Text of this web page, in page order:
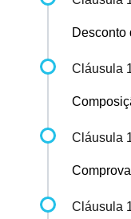
Desconto
Cláusula
Cláusula
Cláusula